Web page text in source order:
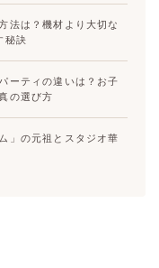
法は？機材より大切な
秘訣
ーティの違いは？お子
の選び方
」の元祖とスタジオ華